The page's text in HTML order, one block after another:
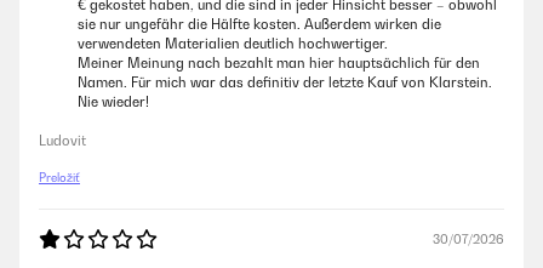
€ gekostet haben, und die sind in jeder Hinsicht besser – obwohl
sie nur ungefähr die Hälfte kosten. Außerdem wirken die
verwendeten Materialien deutlich hochwertiger.
Meiner Meinung nach bezahlt man hier hauptsächlich für den
Namen. Für mich war das definitiv der letzte Kauf von Klarstein.
Nie wieder!
Ludovit
Preložiť
30/07/2026